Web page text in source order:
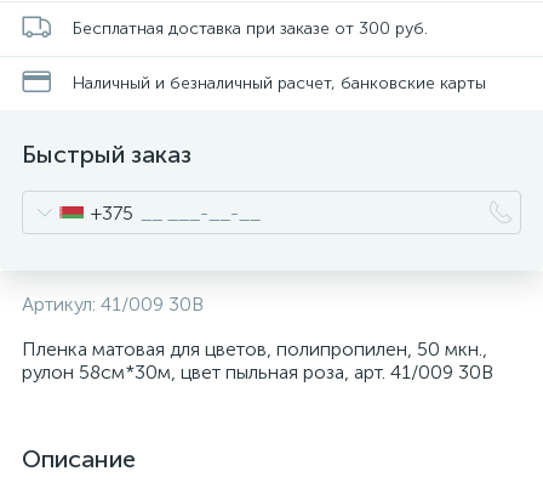
Бесплатная доставка при заказе от 300 руб.
Наличный и безналичный расчет, банковские карты
Быстрый заказ
+375
Артикул: 41/009 30В
Пленка матовая для цветов, полипропилен, 50 мкн.,
рулон 58см*30м, цвет пыльная роза, арт. 41/009 30В
Описание